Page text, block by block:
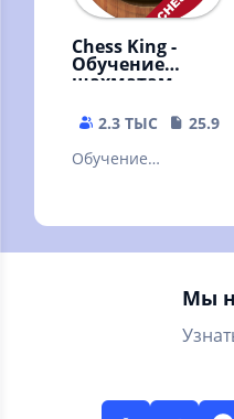
Chess King -
Обучение
шахматам
2.3 ТЫС
25.93
Обучение
наглядным!
Множество задач
Мы